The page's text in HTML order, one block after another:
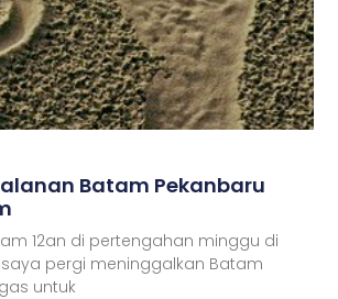
Batam Pekanbaru
12an di pertengahan minggu di
saya pergi meninggalkan Batam
untuk